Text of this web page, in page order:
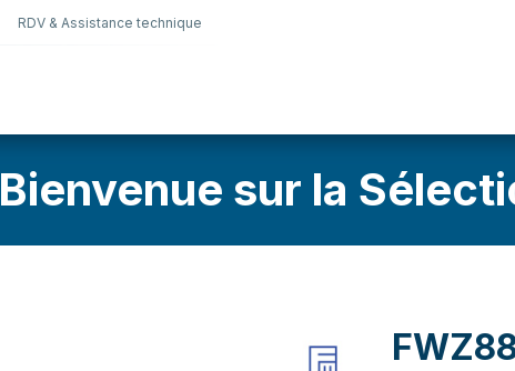
RDV & Assistance technique
Bienvenue sur la